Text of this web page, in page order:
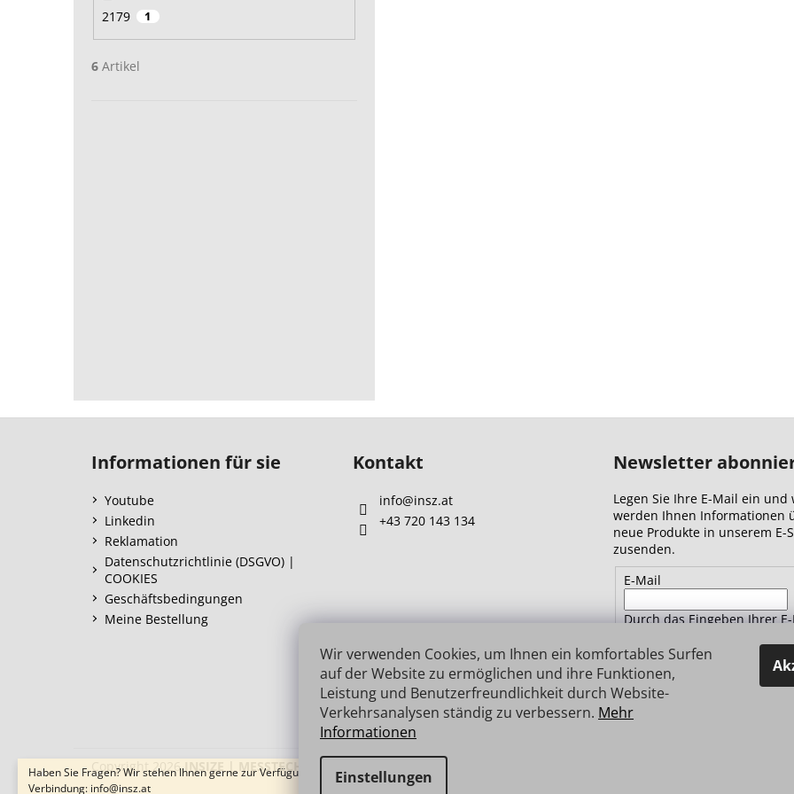
Wir verwenden Cookies, um Ihnen ein komfortables Surfen
auf der Website zu ermöglichen und ihre Funktionen,
Leistung und Benutzerfreundlichkeit durch Website-
Verkehrsanalysen ständig zu verbessern. Mehr
Informationen
Einstellungen
Haben Sie Fragen? Wir stehen Ihnen gerne zur Verfügung → schnelle
Verbindung: info@insz.at
2179 1
6 Artikel
Informationen für sie
Youtube
Linkedin
Reklamation
Datenschutzrichtlinie (DSGVO) |
COOKIES
Geschäftsbedingungen
Meine Bestellung
Kontakt
info@insz.at
+43 720 143 134
Newsletter
Legen Sie Ihre E-Mail ein und
werden Ihnen Informationen
neue Produkte in unserem E-
zusenden.
E-Mail
Durch das Eingeben Ihrer
Datenschutzbestimmungen
ANMELDEN
Copyright 2026 INSIZE | MESSTECHNIK